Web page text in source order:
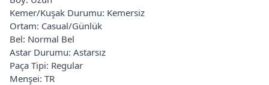
Kemer/Kuşak Durumu: Kemersiz
Ortam: Casual/Günlük
Bel: Normal Bel
Astar Durumu: Astarsız
Paça Tipi: Regular
Menşei: TR